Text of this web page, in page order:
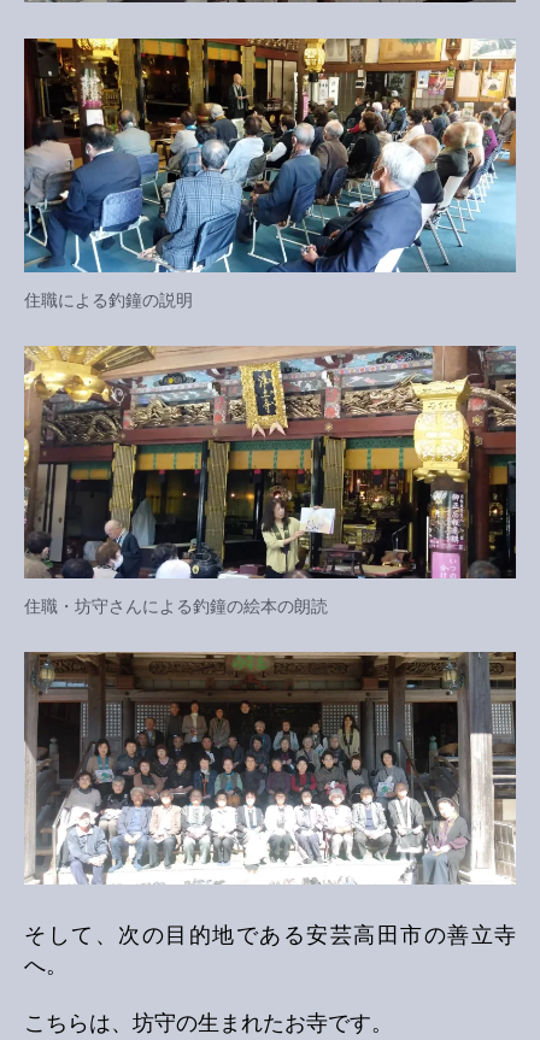
住職による釣鐘の説明
住職・坊守さんによる釣鐘の絵本の朗読
そして、次の目的地である安芸高田市の善立寺
へ。
こちらは、坊守の生まれたお寺です。